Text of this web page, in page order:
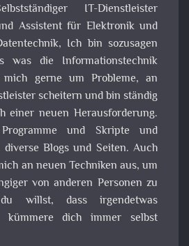
IT-Dienstleister
Assistent für Elektronik und
Ich bin sozusagen
was die Informationstechnik
gerne um Probleme, an
scheitern und bin ständig
einer neuen Herausforderung.
und Skripte und
Blogs und Seiten. Auch
an neuen Techniken aus, um
von anderen Personen zu
willst, dass irgendetwas
kümmere dich immer selbst